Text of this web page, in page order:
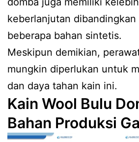
keberlanjutan dibandingkan
beberapa bahan sintetis.
Meskipun demikian,
mungkin diperlukan untuk
dan daya tahan kain ini.
Kain Wool Bulu
Bahan Produksi